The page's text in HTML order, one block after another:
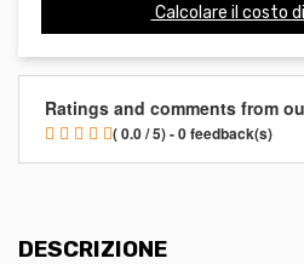
Calcolare il costo
Ratings and comments from
( 0.0 / 5) - 0 feedback(s)
DESCRIZIONE